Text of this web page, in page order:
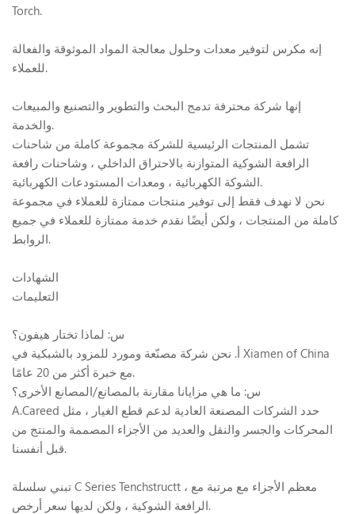
Torch.
إنه مكرس لتوفير معدات وحلول معالجة المواد الموثوقة والفعالة
للعملاء.
إنها شركة محترفة تدمج البحث والتطوير والتصنيع والمبيعات
والخدمة.
تشمل المنتجات الرئيسية للشركة مجموعة كاملة من شاحنات
الرافعة الشوكية المتوازنة بالاحتراق الداخلي ، وشاحنات رافعة
الشوكة الكهربائية ، ومعدات المستودعات الكهربائية.
نحن لا نهدف فقط إلى توفير منتجات ممتازة للعملاء في مجموعة
كاملة من المنتجات ، ولكن أيضًا نقدم خدمة ممتازة للعملاء في جميع
الروابط.
الشهادات
التعليمات
س: لماذا تختار هيفون؟
أ. نحن شركة مصنّعة ومورد للمزود بالشبكية في Xiamen of China
مع خبرة أكثر من 20 عامًا.
س: ما هي مزايانا مقارنة بالمصانع/المصانع الأخرى؟
A.Careed حدد الشركات المصنعة العادية لدعم قطع الغيار ، مثل
المحركات والجسر والنقل والعديد من الأجزاء المصممة والمنتج من
قبل أنفسنا.
تبني سلسلة C Series Tenchstructt ، معظم الأجزاء مع مرتبة مع
الرافعة الشوكية ، ولكن لديها سعر أرخص.